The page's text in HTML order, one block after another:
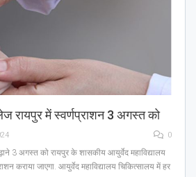
रायपुर में स्वर्णप्राशन 3 अगस्त को
0
3 अगस्त को रायपुर के शासकीय आयुर्वेद महाविद्यालय
कराया जाएगा. आयुर्वेद महाविद्यालय चिकित्सालय में हर